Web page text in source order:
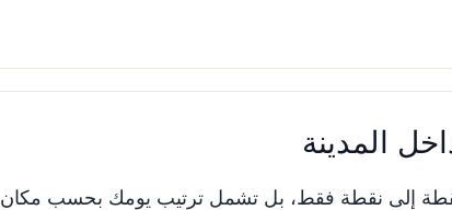
المدينة
إلى نقطة فقط، بل تشمل ترتيب يومك بحسب مكان